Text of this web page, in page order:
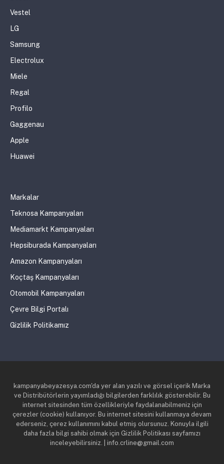
Vestel
LG
Samsung
Electrolux
Miele
Regal
Profilo
Gaggenau
Apple
Huawei
Markalar
Teknosa Kampanyaları
Mediamarkt Kampanyaları
Hepsiburada Kampanyaları
Amazon Kampanyaları
Koçtaş Kampanyaları
Otomobil Kampanyaları
Çevre Bilgi Portalı
Gizlilik Politikamız
kampanyabeyazesya.com'da yer alan yazılı ve görsel içerik Marka
ve Distribütörlerin yayımladığı bilgilerden farklılık gösterebilir. Bu
internet sitesinden tüm özellikleriyle faydalanabilmeniz için
çerezler (cookie) kullanıyor. Bu internet sitesini kullanmaya devam
ederseniz, çerez kullanımını kabul etmiş olursunuz. Konuyla ilgili
daha fazla bilgi sahibi olmak için Gizlilik Politikası sayfamızı
inceleyebilirsiniz. | info.crline@gmail.com